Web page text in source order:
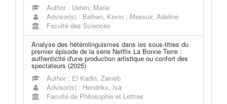
Author : Ueten, Marie
Advisor(s) : Balhan, Kevin ; Massuir, Adeline
Faculté des Sciences
Analyse des hétérolinguismes dans les sous-titres du
premier épisode de la série Netflix La Bonne Terre :
authenticité d'une production artistique ou confort des
spectateurs (2025)
Author : El Kadiri, Zaineb
Advisor(s) : Hendrikx, Isa
Faculté de Philosophie et Lettres